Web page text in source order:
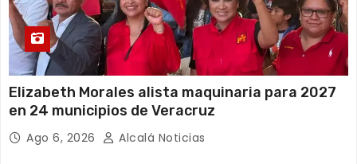
Elizabeth Morales alista maquinaria para 2027
en 24 municipios de Veracruz
Ago 6, 2026 Alcalá Noticias